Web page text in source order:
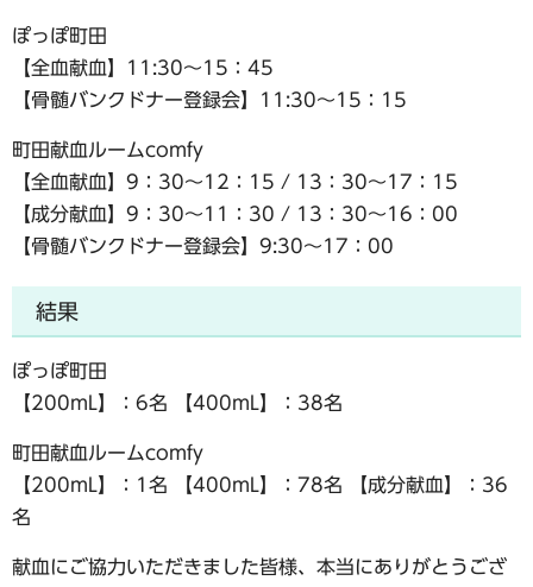
ぽっぽ町田
【全血献血】11:30～15：45
【骨髄バンクドナー登録会】11:30～15：15
町田献血ルームcomfy
【全血献血】9：30～12：15 / 13：30～17：15
【成分献血】9：30～11：30 / 13：30～16：00
【骨髄バンクドナー登録会】9:30～17：00
結果
ぽっぽ町田
【200mL】：6名 【400mL】：38名
町田献血ルームcomfy
【200mL】：1名 【400mL】：78名 【成分献血】：36
名
献血にご協力いただきました皆様、本当にありがとうござ